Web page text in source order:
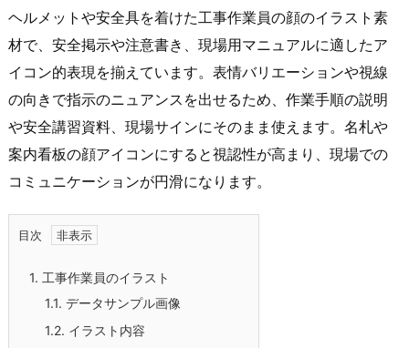
ヘルメットや安全具を着けた工事作業員の顔のイラスト素
材で、安全掲示や注意書き、現場用マニュアルに適したア
イコン的表現を揃えています。表情バリエーションや視線
の向きで指示のニュアンスを出せるため、作業手順の説明
や安全講習資料、現場サインにそのまま使えます。名札や
案内看板の顔アイコンにすると視認性が高まり、現場での
コミュニケーションが円滑になります。
目次
1. 工事作業員のイラスト
1.1. データサンプル画像
1.2. イラスト内容